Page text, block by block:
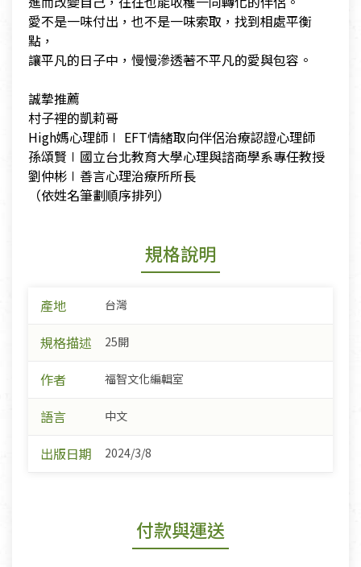
​愛不是一味付出，也不是一味索取，找到相處平衡
點，
​讓平凡的日子中，慢慢滲透著不平凡的愛與包容。
​誠摯推薦
​村子裡的凱莉哥
​High媽心理師∣ EFT情緒取向伴侶治療認證心理師
​孫頌賢∣國立台北教育大學心理與諮商學系專任教授
​劉仲彬∣善言心理治療所所長
​（依姓名筆劃順序排列）
規格說明
產地 台灣
規格描述 25開
作者 福智文化編輯室
語言 中文
出版日期 2024/3/8
付款與運送